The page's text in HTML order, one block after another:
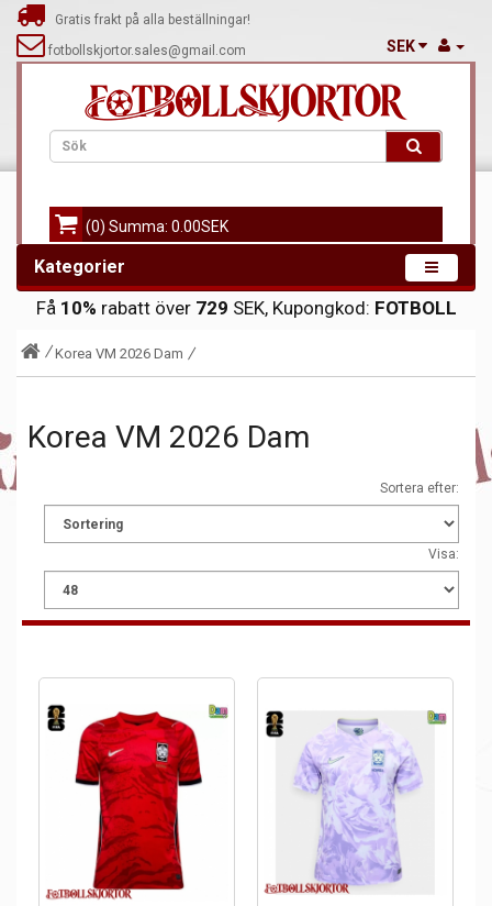
Gratis frakt på alla beställningar!
fotbollskjortor.sales@gmail.com
SEK
(0) Summa: 0.00SEK
Kategorier
Få 10% rabatt över 729 SEK, Kupongkod: FOTBOLL
Korea VM 2026 Dam
Korea VM 2026 Dam
Sortera efter:
Visa: